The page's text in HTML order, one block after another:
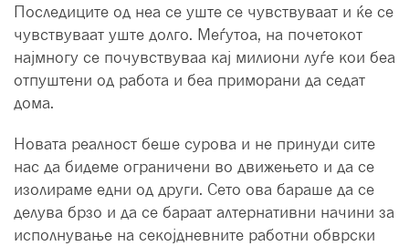
Последиците од неа се уште се чувствуваат и ќе се
чувствуваат уште долго. Меѓутоа, на почетокот
најмногу се почувствуваа кај милиони луѓе кои беа
отпуштени од работа и беа приморани да седат
дома.
Новата реалност беше сурова и не принуди сите
нас да бидеме ограничени во движењето и да се
изолираме едни од други. Сето ова бараше да се
делува брзо и да се бараат алтернативни начини за
исполнување на секојдневните работни обврски